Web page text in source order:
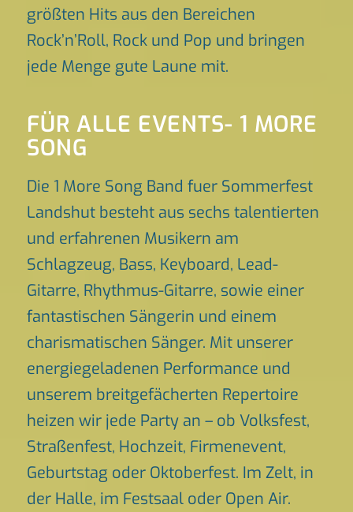
größten Hits aus den Bereichen
Rock’n’Roll, Rock und Pop und bringen
jede Menge gute Laune mit.
FÜR ALLE EVENTS- 1 MORE
SONG
Die 1 More Song Band fuer Sommerfest
Landshut besteht aus sechs talentierten
und erfahrenen Musikern am
Schlagzeug, Bass, Keyboard, Lead-
Gitarre, Rhythmus-Gitarre, sowie einer
fantastischen Sängerin und einem
charismatischen Sänger. Mit unserer
energiegeladenen Performance und
unserem breitgefächerten Repertoire
heizen wir jede Party an – ob Volksfest,
Straßenfest, Hochzeit, Firmenevent,
Geburtstag oder Oktoberfest. Im Zelt, in
der Halle, im Festsaal oder Open Air.